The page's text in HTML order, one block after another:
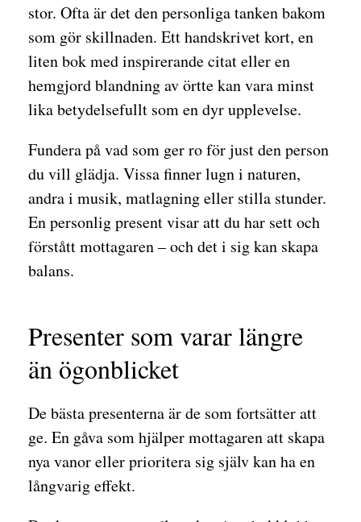
stor. Ofta är det den personliga tanken bakom
som gör skillnaden. Ett handskrivet kort, en
liten bok med inspirerande citat eller en
hemgjord blandning av örtte kan vara minst
lika betydelsefullt som en dyr upplevelse.
Fundera på vad som ger ro för just den person
du vill glädja. Vissa finner lugn i naturen,
andra i musik, matlagning eller stilla stunder.
En personlig present visar att du har sett och
förstått mottagaren – och det i sig kan skapa
balans.
Presenter som varar längre
än ögonblicket
De bästa presenterna är de som fortsätter att
ge. En gåva som hjälper mottagaren att skapa
nya vanor eller prioritera sig själv kan ha en
långvarig effekt.